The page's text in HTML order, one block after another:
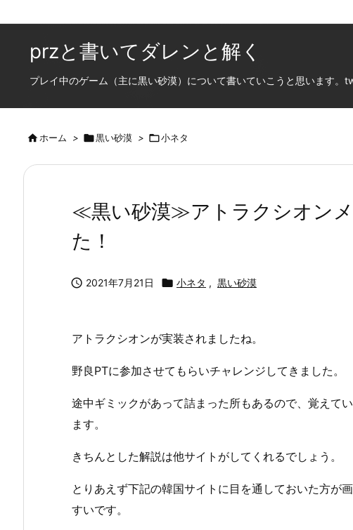
przと書いてダレンと解く
プレイ中のゲーム（主に黒い砂漠）について書いていこうと思います。
ホーム > 黒い砂漠 > 小ネタ
≪黒い砂漠≫アトラクシオン
た！
 2021年7月21日  小ネタ , 黒い砂漠
アトラクシオンが実装されましたね。
野良PTに参加させてもらいチャレンジしてきました。
途中ギミックがあって詰まった所もあるので、覚えて
ます。
きちんとした解説は他サイトがしてくれるでしょう。
とりあえず下記の韓国サイトに目を通しておいた方が
すいです。